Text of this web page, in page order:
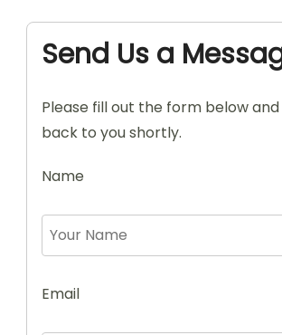
Send Us a
Please fill out the form below
back to you shortly.
Name
Email